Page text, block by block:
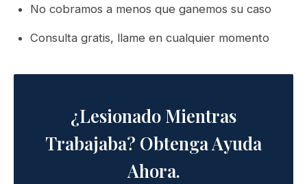
No cobramos a menos que ganemos su caso
Consulta gratis, llame en cualquier momento
¿Lesionado Mientras
Trabajaba? Obtenga Ayuda
Ahora.